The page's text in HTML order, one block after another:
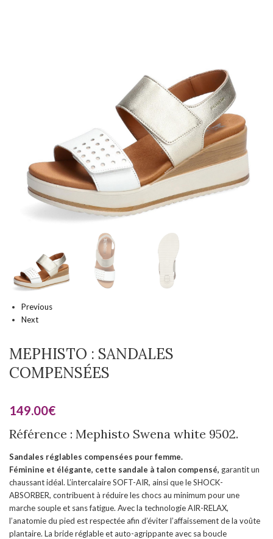
Previous
Next
MEPHISTO : SANDALES
COMPENSÉES
149.00€
Référence : Mephisto Swena white 9502.
Sandales réglables compensées pour femme.
Féminine et élégante, cette sandale à talon compensé, garantit un
chaussant idéal. L’intercalaire SOFT-AIR, ainsi que le SHOCK-
ABSORBER, contribuent à réduire les chocs au minimum pour une
marche souple et sans fatigue. Avec la technologie AIR-RELAX,
l’anatomie du pied est respectée afin d’éviter l’affaissement de la voûte
plantaire. La bride réglable et auto-agrippante avec sa boucle